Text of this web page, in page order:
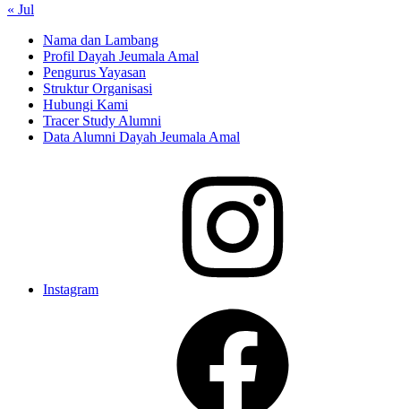
« Jul
Nama dan Lambang
Profil Dayah Jeumala Amal
Pengurus Yayasan
Struktur Organisasi
Hubungi Kami
Tracer Study Alumni
Data Alumni Dayah Jeumala Amal
Instagram